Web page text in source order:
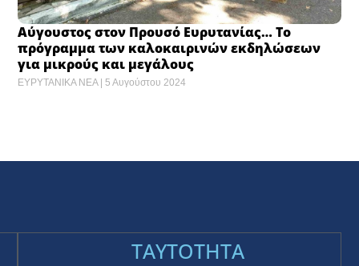
Αύγουστος στον Προυσό Ευρυτανίας… Το
πρόγραμμα των καλοκαιρινών εκδηλώσεων
για μικρούς και μεγάλους
ΕΥΡΥΤΑΝΙΚΑ ΝΕΑ 5 Αυγούστου 2024
TAYTOTHTA